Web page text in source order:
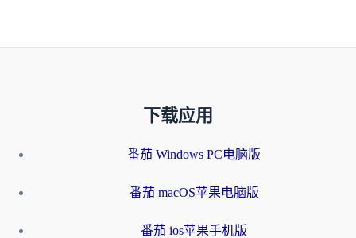
下载应用
番茄 Windows PC电脑版
番茄 macOS苹果电脑版
番茄 ios苹果手机版